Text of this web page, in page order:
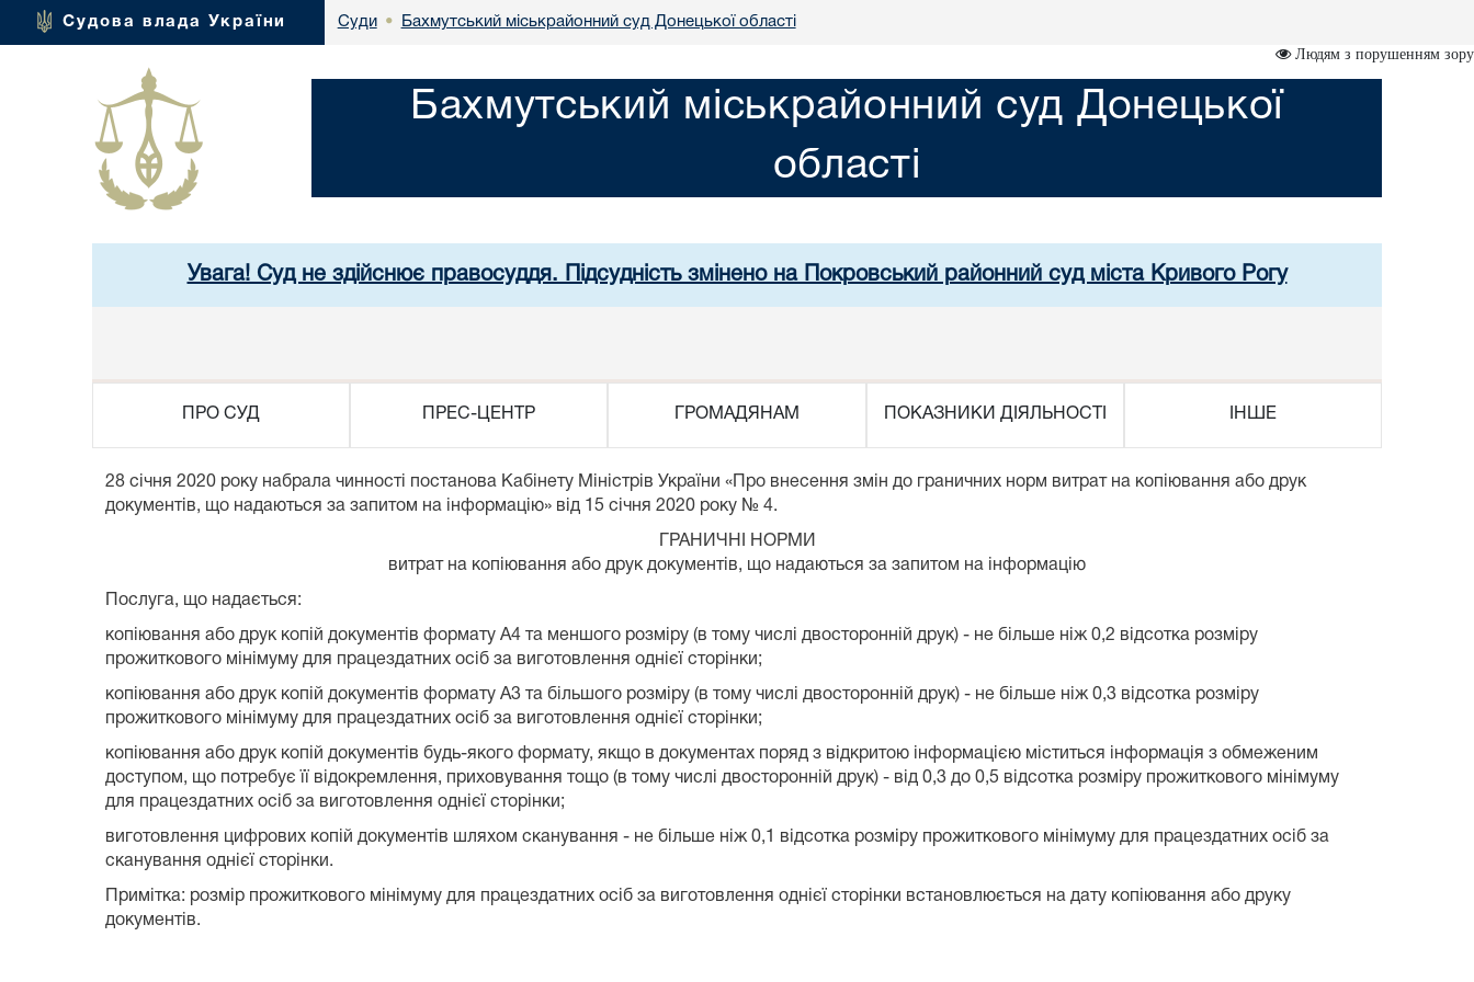
Судова влада України Суди • Бахмутський міськрайонний суд Донецької області
Людям з порушенням зору
Бахмутський міськрайонний суд Донецької
області
Увага! Суд не здійснює правосуддя. Підсудність змінено на Покровський районний суд міста Кривого Рогу
ПРО СУД ПРЕС-ЦЕНТР ГРОМАДЯНАМ ПОКАЗНИКИ ДІЯЛЬНОСТІ ІНШЕ
28 січня 2020 року набрала чинності постанова Кабінету Міністрів України «Про внесення змін до граничних норм витрат на копіювання або друк
документів, що надаються за запитом на інформацію» від 15 січня 2020 року № 4.
ГРАНИЧНІ НОРМИ
витрат на копіювання або друк документів, що надаються за запитом на інформацію
Послуга, що надається:
копіювання або друк копій документів формату А4 та меншого розміру (в тому числі двосторонній друк) - не більше ніж 0,2 відсотка розміру
прожиткового мінімуму для працездатних осіб за виготовлення однієї сторінки;
копіювання або друк копій документів формату А3 та більшого розміру (в тому числі двосторонній друк) - не більше ніж 0,3 відсотка розміру
прожиткового мінімуму для працездатних осіб за виготовлення однієї сторінки;
копіювання або друк копій документів будь-якого формату, якщо в документах поряд з відкритою інформацією міститься інформація з обмеженим
доступом, що потребує її відокремлення, приховування тощо (в тому числі двосторонній друк) - від 0,3 до 0,5 відсотка розміру прожиткового мінімуму
для працездатних осіб за виготовлення однієї сторінки;
виготовлення цифрових копій документів шляхом сканування - не більше ніж 0,1 відсотка розміру прожиткового мінімуму для працездатних осіб за
сканування однієї сторінки.
Примітка: розмір прожиткового мінімуму для працездатних осіб за виготовлення однієї сторінки встановлюється на дату копіювання або друку
документів.